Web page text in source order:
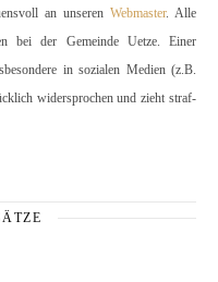
an unserenWebmaster. Alle
bei der Gemeinde Uetze. Einer
in sozialen Medien (z.B.
widersprochen und zieht straf-